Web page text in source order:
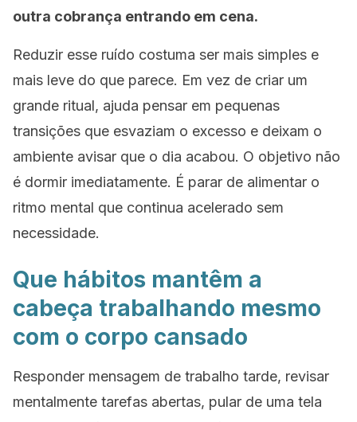
outra cobrança entrando em cena.
Reduzir esse ruído costuma ser mais simples e
mais leve do que parece. Em vez de criar um
grande ritual, ajuda pensar em pequenas
transições que esvaziam o excesso e deixam o
ambiente avisar que o dia acabou. O objetivo não
é dormir imediatamente. É parar de alimentar o
ritmo mental que continua acelerado sem
necessidade.
Que hábitos mantêm a
cabeça trabalhando mesmo
com o corpo cansado
Responder mensagem de trabalho tarde, revisar
mentalmente tarefas abertas, pular de uma tela